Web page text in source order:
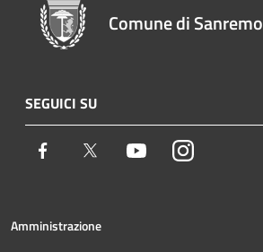
Comune di Sanremo
SEGUICI SU
Facebook Twitter YoutubeInstagram
Amministrazione